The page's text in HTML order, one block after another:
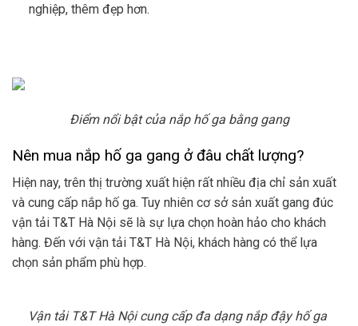
nghiệp, thêm đẹp hơn.
Điểm nổi bật của nắp hố ga bằng gang
Nên mua nắp hố ga gang ở đâu chất lượng?
Hiện nay, trên thị trường xuất hiện rất nhiều địa chỉ sản xuất
và cung cấp nắp hố ga. Tuy nhiên cơ sở sản xuất gang đúc
vận tải T&T Hà Nội sẽ là sự lựa chọn hoàn hảo cho khách
hàng. Đến với vận tải T&T Hà Nội, khách hàng có thể lựa
chọn sản phẩm phù hợp.
Vận tải T&T Hà Nội cung cấp đa dạng nắp đậy hố ga